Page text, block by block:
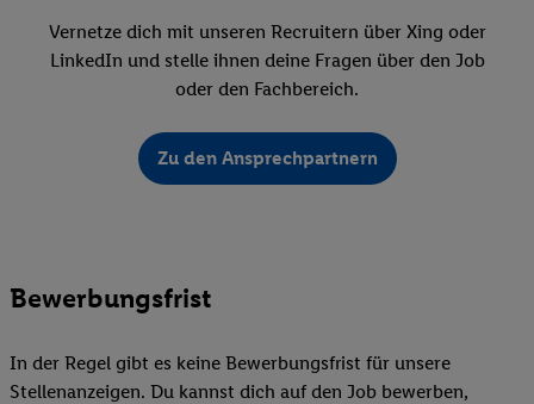
Vernetze dich mit unseren Recruitern über Xing oder
LinkedIn und stelle ihnen deine Fragen über den Job
oder den Fachbereich.
Zu den Ansprechpartnern
Bewerbungsfrist
In der Regel gibt es keine Bewerbungsfrist für unsere
Stellenanzeigen. Du kannst dich auf den Job bewerben,